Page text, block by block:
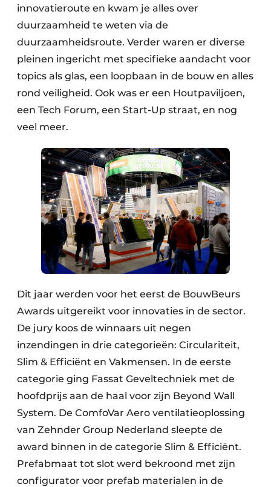
innovatieroute en kwam je alles over
duurzaamheid te weten via de
duurzaamheidsroute. Verder waren er diverse
pleinen ingericht met specifieke aandacht voor
topics als glas, een loopbaan in de bouw en alles
rond veiligheid. Ook was er een Houtpaviljoen,
een Tech Forum, een Start-Up straat, en nog
veel meer.
Dit jaar werden voor het eerst de BouwBeurs
Awards uitgereikt voor innovaties in de sector.
De jury koos de winnaars uit negen
inzendingen in drie categorieën: Circulariteit,
Slim & Efficiënt en Vakmensen. In de eerste
categorie ging Fassat Geveltechniek met de
hoofdprijs aan de haal voor zijn Beyond Wall
System. De ComfoVar Aero ventilatieoplossing
van Zehnder Group Nederland sleepte de
award binnen in de categorie Slim & Efficiënt.
Prefabmaat tot slot werd bekroond met zijn
configurator voor prefab materialen in de